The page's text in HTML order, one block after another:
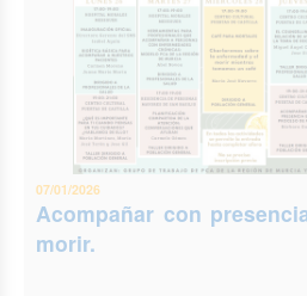
07/01/2026
Acompañar con
morir.